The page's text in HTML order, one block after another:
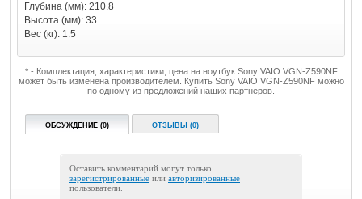
Глубина (мм): 210.8
Высота (мм): 33
Вес (кг): 1.5
* - Комплектация, характеристики, цена на ноутбук Sony VAIO VGN-Z590NF
может быть изменена производителем. Купить Sony VAIO VGN-Z590NF можно
по одному из предложений наших партнеров.
ОБСУЖДЕНИЕ (0) ОТЗЫВЫ (0)
Оставить комментарий могут только
зарегистрированные или авторизированные
пользователи.